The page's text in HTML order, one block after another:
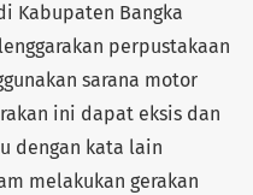
Kabupaten Bangka
perpustakaan
sarana motor
ini dapat eksis dan
dengan kata lain
melakukan gerakan